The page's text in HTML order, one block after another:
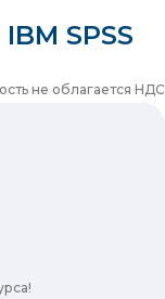
SPSS
не облагается НДС